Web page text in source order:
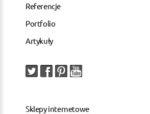
Referencje
Portfolio
Artykuły
Sklepy internetowe